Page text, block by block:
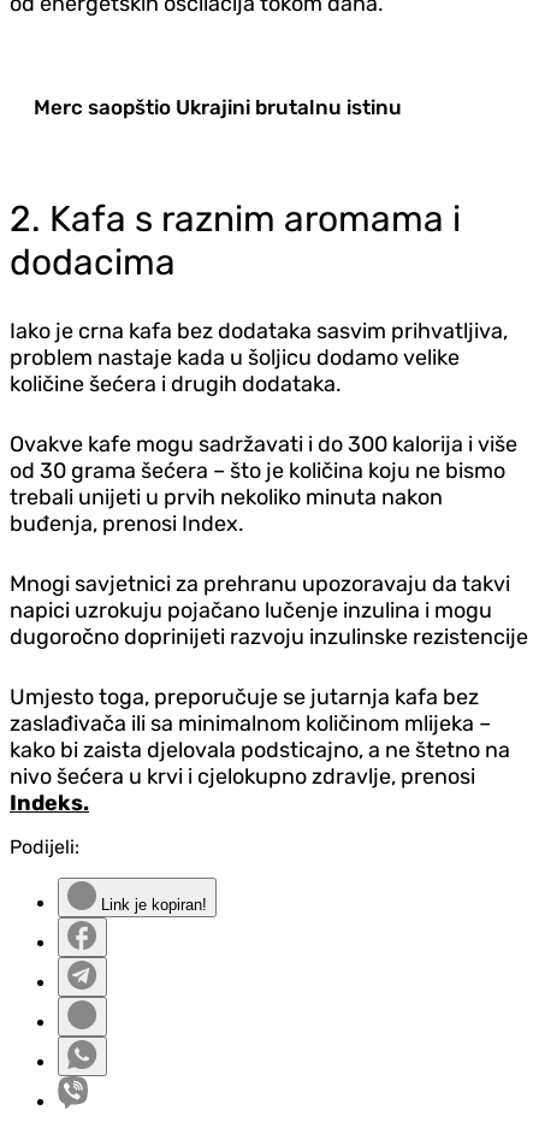
Merc saopštio Ukrajini brutalnu istinu
2. Kafa s raznim aromama i
dodacima
Iako je crna kafa bez dodataka sasvim prihvatljiva,
problem nastaje kada u šoljicu dodamo velike
količine šećera i drugih dodataka.
Ovakve kafe mogu sadržavati i do 300 kalorija i više
od 30 grama šećera – što je količina koju ne bismo
trebali unijeti u prvih nekoliko minuta nakon
buđenja, prenosi Index.
Mnogi savjetnici za prehranu upozoravaju da takvi
napici uzrokuju pojačano lučenje inzulina i mogu
dugoročno doprinijeti razvoju inzulinske rezistencije
Umjesto toga, preporučuje se jutarnja kafa bez
zaslađivača ili sa minimalnom količinom mlijeka –
kako bi zaista djelovala podsticajno, a ne štetno na
nivo šećera u krvi i cjelokupno zdravlje, prenosi
Indeks.
Podijeli:
Link je kopiran!